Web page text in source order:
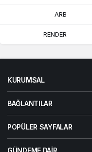
ARB
RENDER
KURUMSAL
BAĞLANTILAR
POPÜLER SAYFALAR
GÜNDEME DAIR